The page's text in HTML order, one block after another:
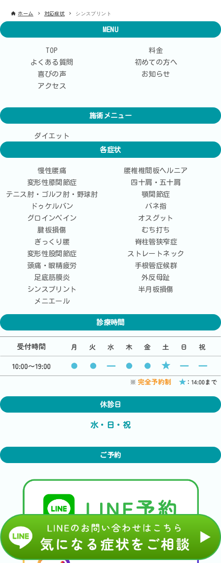
ホーム 対応症状 シンスプリント
MENU
TOP
料金
よくある質問
初めての方へ
喜びの声
お知らせ
アクセス
施術メニュー
ダイエット
各症状
慢性腰痛
腰椎椎間板ヘルニア
変形性膝関節症
四十肩・五十肩
テニス肘・ゴルフ肘・野球肘
顎関節症
ドゥケルバン
バネ指
グロインペイン
オスグット
腱板損傷
むち打ち
ぎっくり腰
脊柱管狭窄症
変形性股関節症
ストレートネック
頭痛・眼精疲労
手根管症候群
足底筋膜炎
外反母趾
シンスプリント
半月板損傷
メニエール
診療時間
休診日
水・日・祝
ご予約